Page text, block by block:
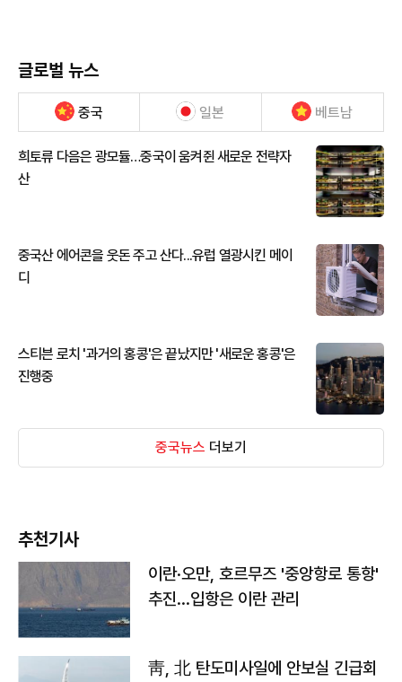
글로벌 뉴스
중국 일본 베트남
희토류 다음은 광모듈…중국이 움켜쥔 새로운 전략자
산
중국산 에어콘을 웃돈 주고 산다...유럽 열광시킨 메이
디
스티븐 로치 '과거의 홍콩'은 끝났지만 '새로운 홍콩'은
진행중
중국뉴스 더보기
추천기사
이란·오만, 호르무즈 '중앙항로 통항'
추진…입항은 이란 관리
靑, 北 탄도미사일에 안보실 긴급회